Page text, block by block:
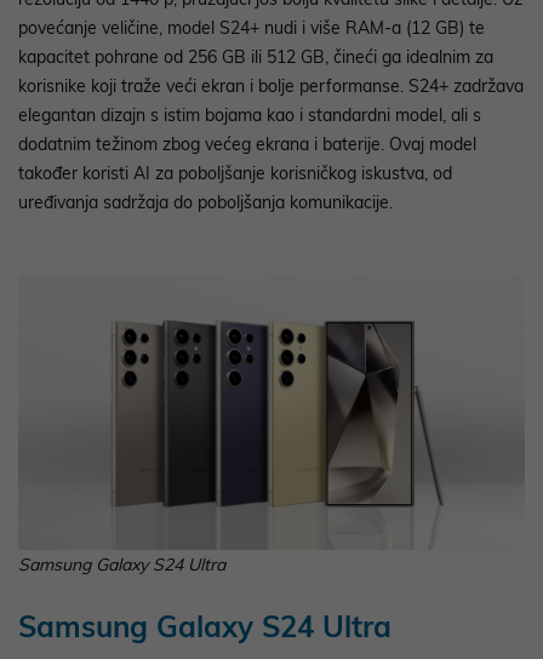
povećanje veličine, model S24+ nudi i više RAM-a (12 GB) te
kapacitet pohrane od 256 GB ili 512 GB, čineći ga idealnim za
korisnike koji traže veći ekran i bolje performanse. S24+ zadržava
elegantan dizajn s istim bojama kao i standardni model, ali s
dodatnim težinom zbog većeg ekrana i baterije. Ovaj model
također koristi AI za poboljšanje korisničkog iskustva, od
uređivanja sadržaja do poboljšanja komunikacije.
Samsung Galaxy S24 Ultra
Samsung Galaxy S24 Ultra